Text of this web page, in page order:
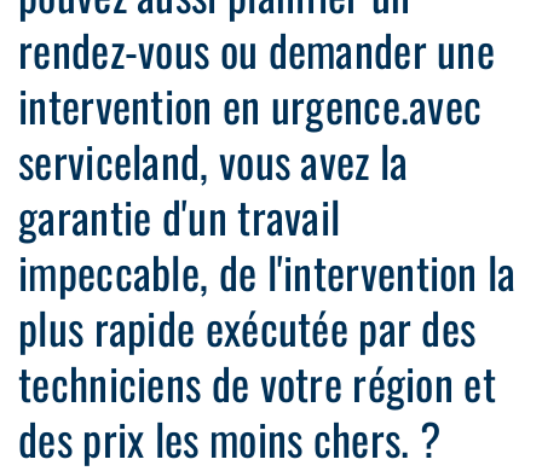
rendez-vous ou demander une
intervention en urgence.avec
serviceland, vous avez la
garantie d'un travail
impeccable, de l'intervention la
plus rapide exécutée par des
techniciens de votre région et
des prix les moins chers. ?